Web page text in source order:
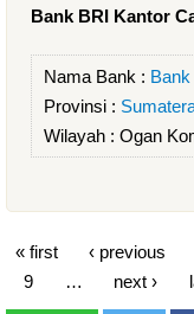
Bank BRI Kantor
Nama Bank :
Provinsi :
Wilayah : Ogan
« first ‹ previous
9
next ›